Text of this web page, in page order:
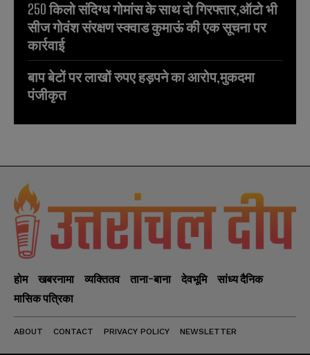
250 किलो संदिग्ध गोमांस के साथ दो गिरफ्तार,ऑटो भी
सीज गोवंश संरक्षण स्क्वाड कुमाऊं की एक सूचना पर
कार्रवाई
बाप बेटों पर लाखों रुपए हड़पने का आरोप,मुकदमा
पंजीकृत
होम खबरनामा व्यक्तितव ताना-बाना देवभूमि
सांध्य दैनिक
मासिक पत्रिका
ABOUT CONTACT PRIVACY POLICY NEWSLETTER